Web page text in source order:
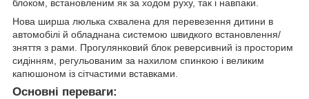
блоком, встановленим як за ходом руху, так і навпаки.
Нова ширша люлька схвалена для перевезення дитини в
автомобілі й обладнана системою швидкого встановлення/
зняття з рами. Прогулянковий блок реверсивний із просторим
сидінням, регульованим за нахилом спинкою і великим
капюшоном із сітчастими вставками.
Основні переваги: